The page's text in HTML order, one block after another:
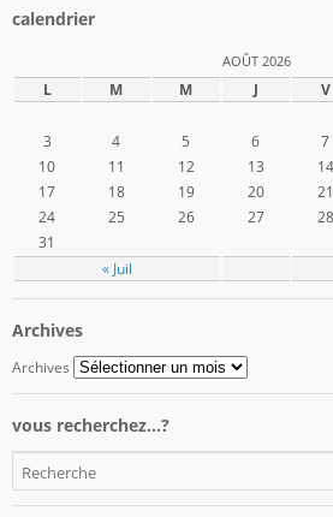
calendrier
AOÛT 2026
L M M J V
« Juil
3
4 5 6 7
10
11 12 13 14
17
18 19 20 21
24
25 26 27 28
31
Archives
Archives
vous recherchez…?